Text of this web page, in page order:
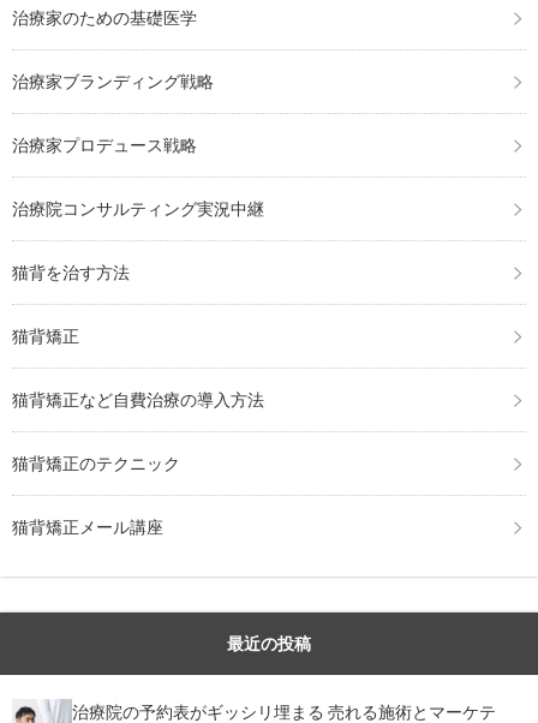
治療家のための基礎医学
治療家ブランディング戦略
治療家プロデュース戦略
治療院コンサルティング実況中継
猫背を治す方法
猫背矯正
猫背矯正など自費治療の導入方法
猫背矯正のテクニック
猫背矯正メール講座
最近の投稿
治療院の予約表がギッシリ埋まる 売れる施術とマーケテ